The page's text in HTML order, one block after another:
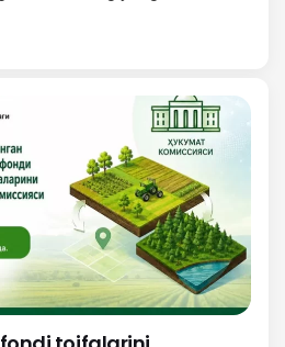
etish maqsadida onlayn
mazmun-mohiyati
berildi. Unga muvofiq,
qishloq xo‘jaligiga
fondi yerlari toifasini